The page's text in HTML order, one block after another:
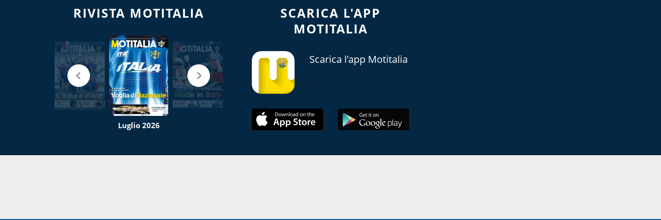
RIVISTA MOTITALIA
Luglio 2026
SCARICA L'APP
MOTITALIA
Scarica l'app Motitalia